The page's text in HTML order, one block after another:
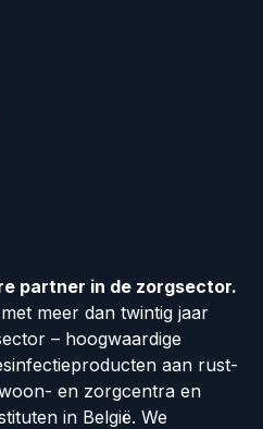
partner in de zorgsector.
meer dan twintig jaar
– hoogwaardige
aan rust-
en zorgcentra en
in België. We